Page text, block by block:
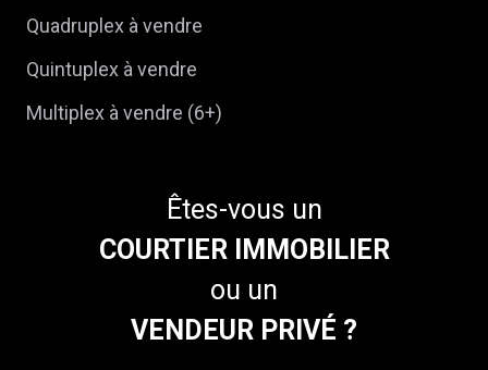
Quadruplex à vendre
Quintuplex à vendre
Multiplex à vendre (6+)
Êtes-vous un
COURTIER IMMOBILIER
ou un
VENDEUR PRIVÉ ?